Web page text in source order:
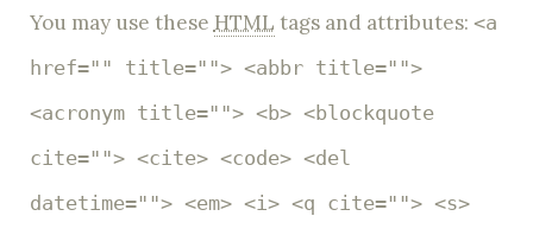
You may use these HTML tags and attributes: <a
href="" title=""> <abbr title="">
<acronym title=""> <b> <blockquote
cite=""> <cite> <code> <del
datetime=""> <em> <i> <q cite=""> <s>